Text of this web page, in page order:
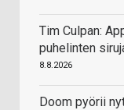
Tim Culpan:
puhelinten
8.8.2026
Doom pyörii